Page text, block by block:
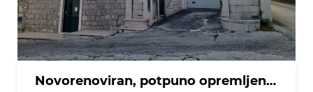
Novorenoviran, potpuno opremljen stan u kamenoj kući u centru Gornjeg Humca - otok Brač